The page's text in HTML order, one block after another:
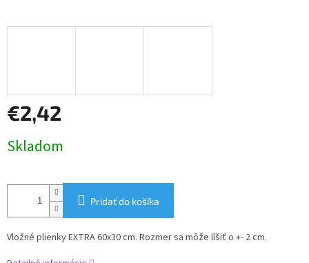
€2,42
cena:
Skladom
Pridať do košíka
Vložné plienky EXTRA 60x30 cm. Rozmer sa môže líšiť o +- 2 cm.